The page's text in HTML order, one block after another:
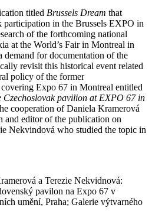
titled Brussels Dream that
participation in the Brussels EXPO in
of the forthcoming national
at the World’s Fair in Montreal in
demand for documentation of the
revisit this historical event related
policy of the former
Expo 67 in Montreal entitled
Czechoslovak pavilion at EXPO 67 in
cooperation of Daniela Kramerová
and editor of the publication on
Nekvindová who studied the topic in
a Terezie Nekvidnová:
pavilon na Expo 67 v
umění, Praha; Galerie výtvarného